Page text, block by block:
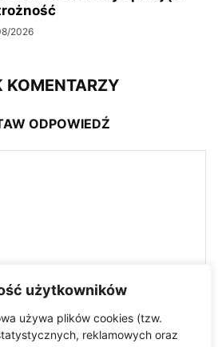
użytkowników
używa plików cookies (tzw.
reklamowych oraz
2026
KOMENTARZY
ODPOWIEDŹ